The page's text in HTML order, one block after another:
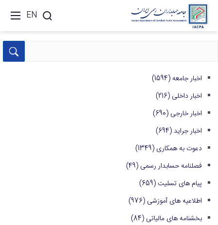
EN
اخبار جامعه (1594)
اخبار داخلی (216)
اخبار خارجی (690)
اخبار جراید(694)
دعوت به همکاری (1349)
فصلنامه حسابدار رسمی (49)
پیام های تسلیت (659)
اطلاعیه های آموزشی (976)
بخشنامه های مالیاتی (84)